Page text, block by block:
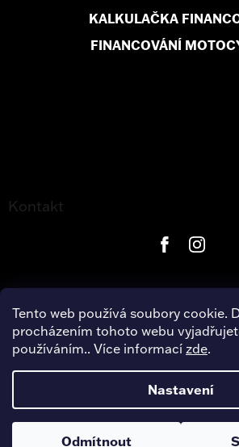
Tento web používá soubory cookie.
procházením tohoto webu
používáním.. Více informací zde.
Nastavení
Odmítnout
Kontakt
KALKULAČKA
FINANCOVÁNÍ
Úpravu šablony vytvořilREJ